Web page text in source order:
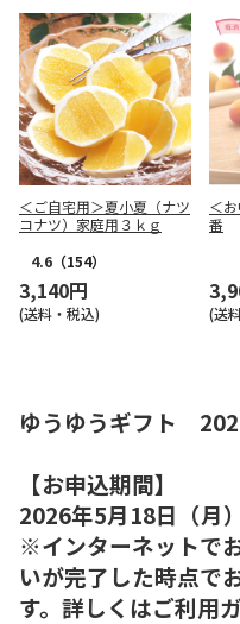
＜ご自宅用＞夏小夏（ナツ
コナツ）家庭用３ｋｇ
4.6 （154）
3,140円
(送料・税込)
＜
番
(送
ゆうゆうギフト
【お申込期間】
2026年5月18日（月
※インターネットで
いが完了した時点で
す。詳しくはご利用